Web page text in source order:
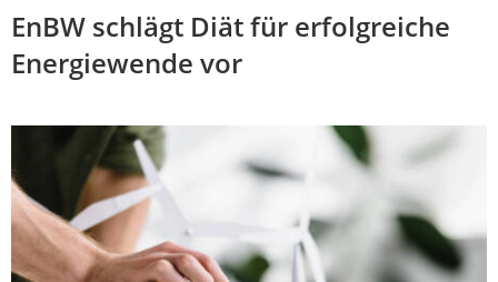
EnBW schlägt Diät für erfolgreiche
Energiewende vor